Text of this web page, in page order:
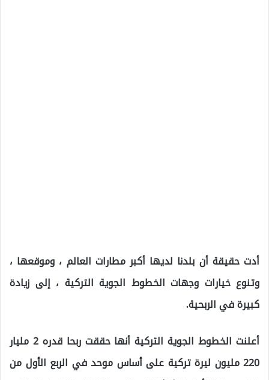
أدت حقيقة أن بلدنا لديها أكبر مطارات العالم ، وموقعها ،
وتنوع خيارات وجهات الخطوط الجوية التركية ، إلى زيادة
كبيرة في الربحية.
أعلنت الخطوط الجوية التركية أنها حققت ربحا قدره 2 مليار
220 مليون ليرة تركية على أساس موحد في الربع الأول من